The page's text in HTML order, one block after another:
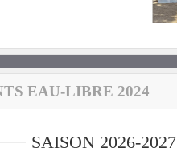
EAU-LIBRE 2024
SAISON 2026-2027